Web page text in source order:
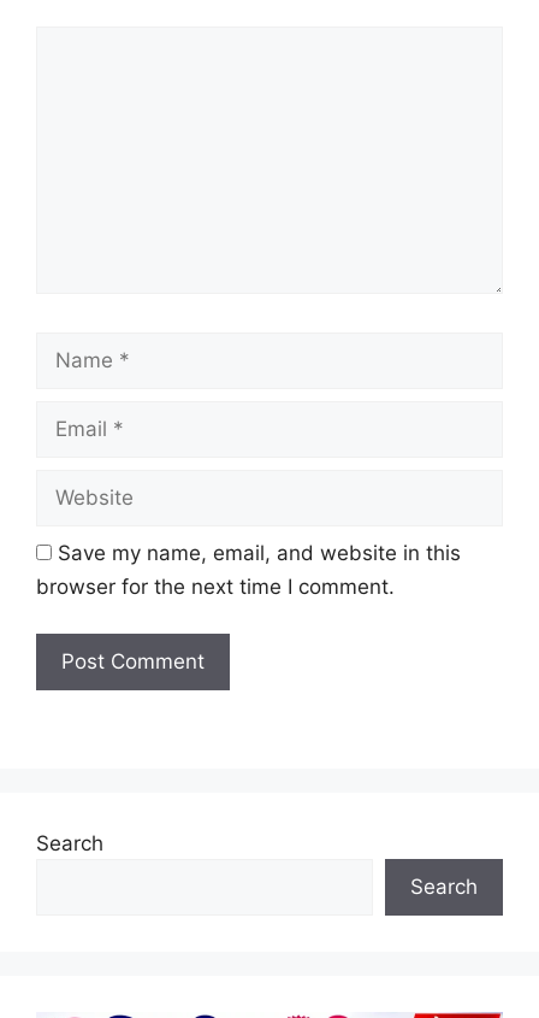
Name
Email
Website
Save my name, email, and website in this
browser for the next time I comment.
Search
Search